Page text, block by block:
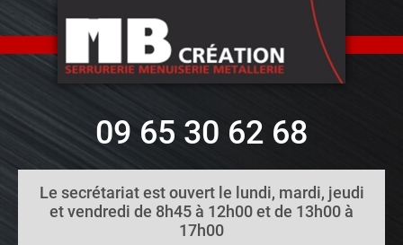
09 65 30 62 68
Le secrétariat est ouvert le lundi, mardi, jeudi
et vendredi de 8h45 à 12h00 et de 13h00 à
17h00